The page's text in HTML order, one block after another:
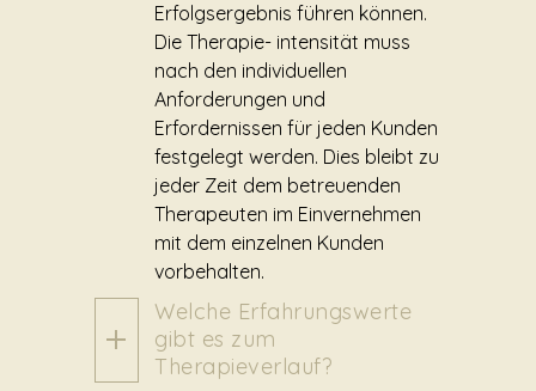
Erfolgsergebnis führen können.
Die Therapie- intensität muss
nach den individuellen
Anforderungen und
Erfordernissen für jeden Kunden
festgelegt werden. Dies bleibt zu
jeder Zeit dem betreuenden
Therapeuten im Einvernehmen
mit dem einzelnen Kunden
vorbehalten.
Welche Erfahrungswerte
gibt es zum
Therapieverlauf?